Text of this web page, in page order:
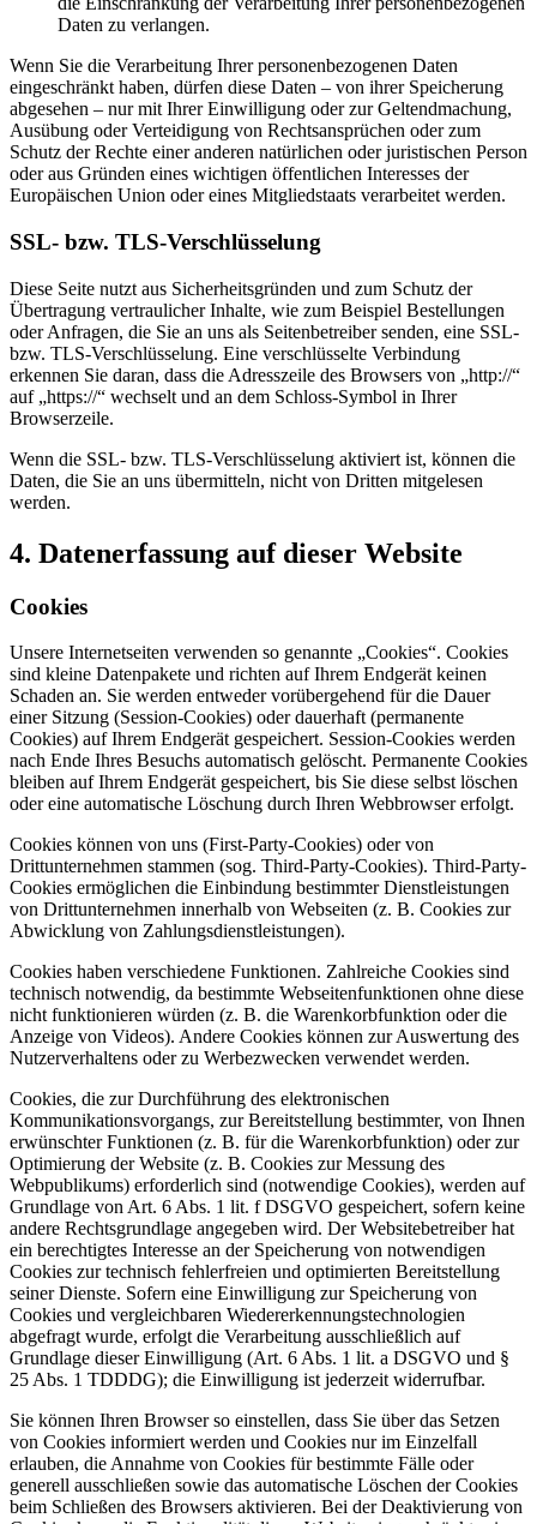
Daten zu verlangen.
Wenn Sie die Verarbeitung Ihrer personenbezogenen Daten
eingeschränkt haben, dürfen diese Daten – von ihrer Speicherung
abgesehen – nur mit Ihrer Einwilligung oder zur Geltendmachung,
Ausübung oder Verteidigung von Rechtsansprüchen oder zum
Schutz der Rechte einer anderen natürlichen oder juristischen Person
oder aus Gründen eines wichtigen öffentlichen Interesses der
Europäischen Union oder eines Mitgliedstaats verarbeitet werden.
SSL- bzw. TLS-Verschlüsselung
Diese Seite nutzt aus Sicherheitsgründen und zum Schutz der
Übertragung vertraulicher Inhalte, wie zum Beispiel Bestellungen
oder Anfragen, die Sie an uns als Seitenbetreiber senden, eine SSL-
bzw. TLS-Verschlüsselung. Eine verschlüsselte Verbindung
erkennen Sie daran, dass die Adresszeile des Browsers von „http://“
auf „https://“ wechselt und an dem Schloss-Symbol in Ihrer
Browserzeile.
Wenn die SSL- bzw. TLS-Verschlüsselung aktiviert ist, können die
Daten, die Sie an uns übermitteln, nicht von Dritten mitgelesen
werden.
4. Datenerfassung auf dieser Website
Cookies
Unsere Internetseiten verwenden so genannte „Cookies“. Cookies
sind kleine Datenpakete und richten auf Ihrem Endgerät keinen
Schaden an. Sie werden entweder vorübergehend für die Dauer
einer Sitzung (Session-Cookies) oder dauerhaft (permanente
Cookies) auf Ihrem Endgerät gespeichert. Session-Cookies werden
nach Ende Ihres Besuchs automatisch gelöscht. Permanente Cookies
bleiben auf Ihrem Endgerät gespeichert, bis Sie diese selbst löschen
oder eine automatische Löschung durch Ihren Webbrowser erfolgt.
Cookies können von uns (First-Party-Cookies) oder von
Drittunternehmen stammen (sog. Third-Party-Cookies). Third-Party-
Cookies ermöglichen die Einbindung bestimmter Dienstleistungen
von Drittunternehmen innerhalb von Webseiten (z. B. Cookies zur
Abwicklung von Zahlungsdienstleistungen).
Cookies haben verschiedene Funktionen. Zahlreiche Cookies sind
technisch notwendig, da bestimmte Webseitenfunktionen ohne diese
nicht funktionieren würden (z. B. die Warenkorbfunktion oder die
Anzeige von Videos). Andere Cookies können zur Auswertung des
Nutzerverhaltens oder zu Werbezwecken verwendet werden.
Cookies, die zur Durchführung des elektronischen
Kommunikationsvorgangs, zur Bereitstellung bestimmter, von Ihnen
erwünschter Funktionen (z. B. für die Warenkorbfunktion) oder zur
Optimierung der Website (z. B. Cookies zur Messung des
Webpublikums) erforderlich sind (notwendige Cookies), werden auf
Grundlage von Art. 6 Abs. 1 lit. f DSGVO gespeichert, sofern keine
andere Rechtsgrundlage angegeben wird. Der Websitebetreiber hat
ein berechtigtes Interesse an der Speicherung von notwendigen
Cookies zur technisch fehlerfreien und optimierten Bereitstellung
seiner Dienste. Sofern eine Einwilligung zur Speicherung von
Cookies und vergleichbaren Wiedererkennungstechnologien
abgefragt wurde, erfolgt die Verarbeitung ausschließlich auf
Grundlage dieser Einwilligung (Art. 6 Abs. 1 lit. a DSGVO und §
25 Abs. 1 TDDDG); die Einwilligung ist jederzeit widerrufbar.
Sie können Ihren Browser so einstellen, dass Sie über das Setzen
von Cookies informiert werden und Cookies nur im Einzelfall
erlauben, die Annahme von Cookies für bestimmte Fälle oder
generell ausschließen sowie das automatische Löschen der Cookies
beim Schließen des Browsers aktivieren. Bei der Deaktivierung von